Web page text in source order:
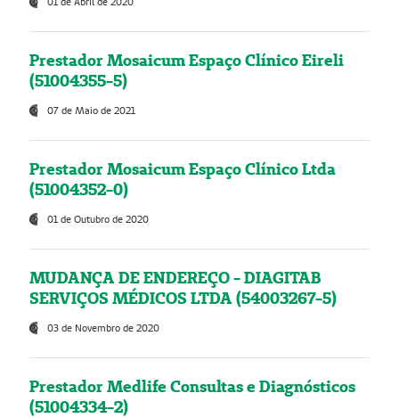
Prestador Mosaicum Espaço Clínico Eireli
(51004355-5)
07 de Maio de 2021
Prestador Mosaicum Espaço Clínico Ltda
(51004352-0)
01 de Outubro de 2020
MUDANÇA DE ENDEREÇO - DIAGITAB
SERVIÇOS MÉDICOS LTDA (54003267-5)
03 de Novembro de 2020
Prestador Medlife Consultas e Diagnósticos
(51004334-2)